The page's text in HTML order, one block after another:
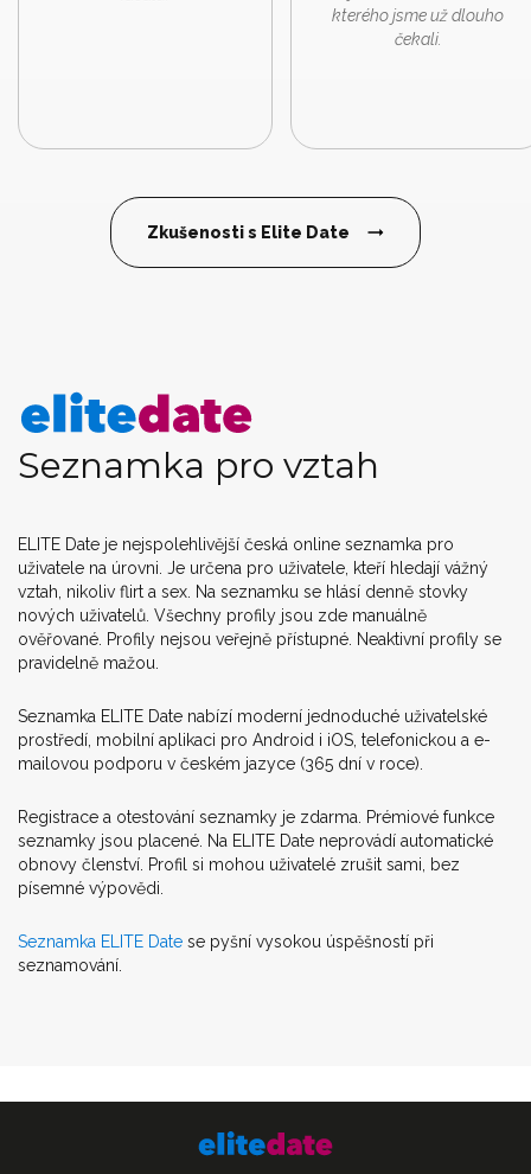
kterého jsme už dlouho
čekali.
Zkušenosti s Elite Date
Seznamka pro vztah
ELITE Date je nejspolehlivější česká online seznamka pro
uživatele na úrovni. Je určena pro uživatele, kteří hledají vážný
vztah, nikoliv flirt a sex. Na seznamku se hlásí denně stovky
nových uživatelů. Všechny profily jsou zde manuálně
ověřované. Profily nejsou veřejně přístupné. Neaktivní profily se
pravidelně mažou.
Seznamka ELITE Date nabízí moderní jednoduché uživatelské
prostředí, mobilní aplikaci pro Android i iOS, telefonickou a e-
mailovou podporu v českém jazyce (365 dní v roce).
Registrace a otestování seznamky je zdarma. Prémiové funkce
seznamky jsou placené. Na ELITE Date neprovádí automatické
obnovy členství. Profil si mohou uživatelé zrušit sami, bez
písemné výpovědi.
Seznamka ELITE Date se pyšní vysokou úspěšností při
seznamování.